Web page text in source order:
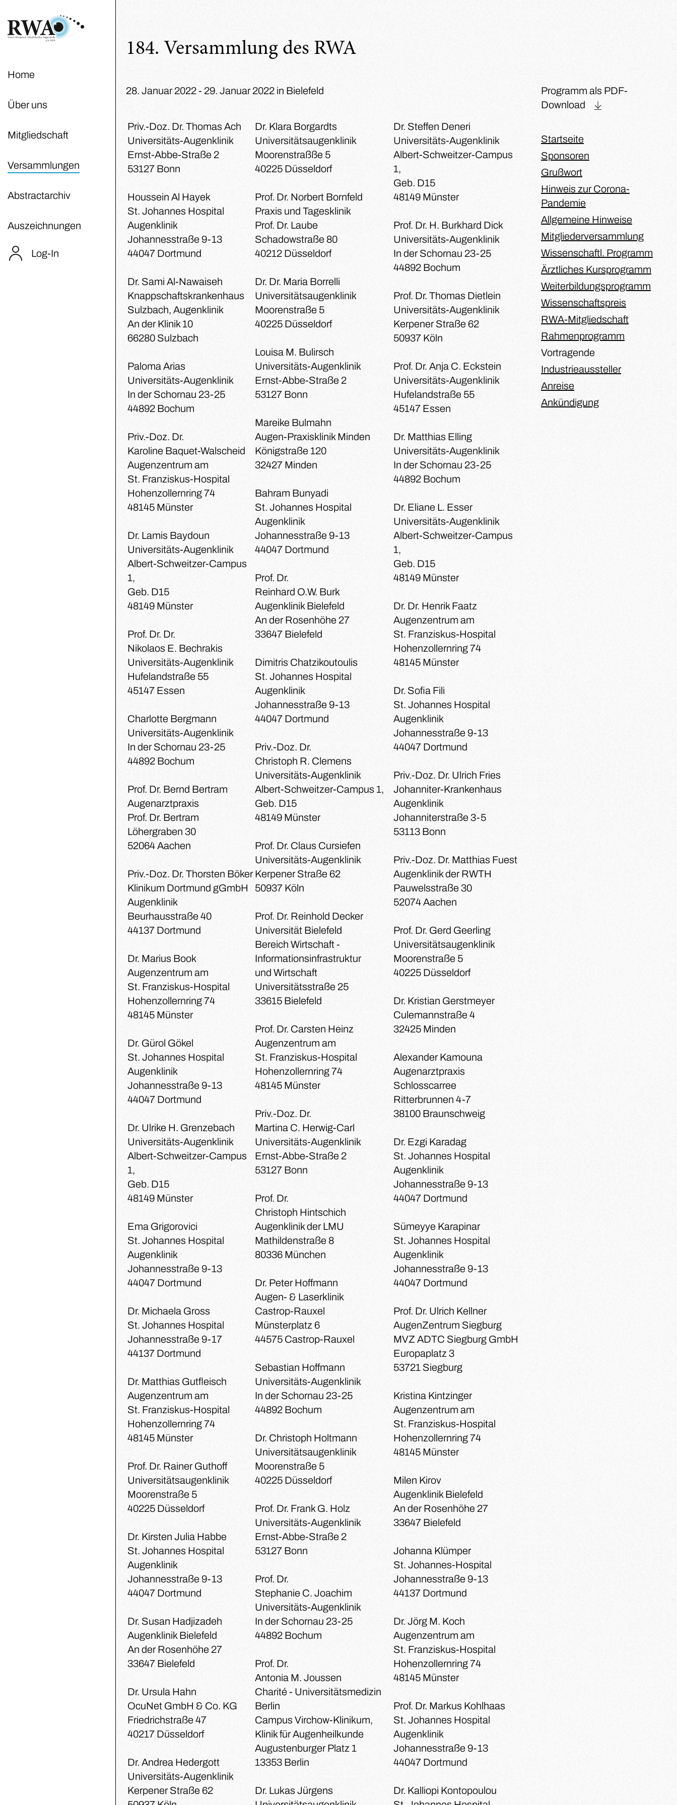
Home
Über uns
Mitgliedschaft
Versammlungen
Abstractarchiv
Auszeichnungen
Log-In
184. Versammlung des RWA
28. Januar 2022 - 29. Januar 2022 in Bielefeld
Priv.-Doz. Dr. Thomas Ach
Universitäts-Augenklinik
Ernst-Abbe-Straße 2
53127 Bonn
Houssein Al Hayek
St. Johannes Hospital
Augenklinik
Johannesstraße 9-13
44047 Dortmund
Dr. Sami Al-Nawaiseh
Knappschaftskrankenhaus
Sulzbach, Augenklinik
An der Klinik 10
66280 Sulzbach
Paloma Arias
Universitäts-Augenklinik
In der Schornau 23-25
44892 Bochum
Priv.-Doz. Dr.
Karoline Baquet-Walscheid
Augenzentrum am
St. Franziskus-Hospital
Hohenzollernring 74
48145 Münster
Dr. Lamis Baydoun
Universitäts-Augenklinik
Albert-Schweitzer-Campus
1,
Geb. D15
48149 Münster
Prof. Dr. Dr.
Nikolaos E. Bechrakis
Universitäts-Augenklinik
Hufelandstraße 55
45147 Essen
Charlotte Bergmann
Universitäts-Augenklinik
In der Schornau 23-25
44892 Bochum
Prof. Dr. Bernd Bertram
Augenarztpraxis
Prof. Dr. Bertram
Löhergraben 30
52064 Aachen
Priv.-Doz. Dr. Thorsten Böker
Klinikum Dortmund gGmbH
Augenklinik
Beurhausstraße 40
44137 Dortmund
Dr. Marius Book
Augenzentrum am
St. Franziskus-Hospital
Hohenzollernring 74
48145 Münster
Dr. Gürol Gökel
St. Johannes Hospital
Augenklinik
Johannesstraße 9-13
44047 Dortmund
Dr. Ulrike H. Grenzebach
Universitäts-Augenklinik
Albert-Schweitzer-Campus
1,
Geb. D15
48149 Münster
Ema Grigorovici
St. Johannes Hospital
Augenklinik
Johannesstraße 9-13
44047 Dortmund
Dr. Michaela Gross
St. Johannes Hospital
Johannesstraße 9-17
44137 Dortmund
Dr. Matthias Gutfleisch
Augenzentrum am
St. Franziskus-Hospital
Hohenzollernring 74
48145 Münster
Prof. Dr. Rainer Guthoff
Universitätsaugenklinik
Moorenstraße 5
40225 Düsseldorf
Dr. Kirsten Julia Habbe
St. Johannes Hospital
Augenklinik
Johannesstraße 9-13
44047 Dortmund
Dr. Susan Hadjizadeh
Augenklinik Bielefeld
An der Rosenhöhe 27
33647 Bielefeld
Dr. Ursula Hahn
OcuNet GmbH & Co. KG
Friedrichstraße 47
40217 Düsseldorf
Dr. Andrea Hedergott
Universitäts-Augenklinik
Kerpener Straße 62
Dr. Klara Borgardts
Universitätsaugenklinik
Moorenstraßße 5
40225 Düsseldorf
Prof. Dr. Norbert Bornfeld
Praxis und Tagesklinik
Prof. Dr. Laube
Schadowstraße 80
40212 Düsseldorf
Dr. Dr. Maria Borrelli
Universitätsaugenklinik
Moorenstraße 5
40225 Düsseldorf
Louisa M. Bulirsch
Universitäts-Augenklinik
Ernst-Abbe-Straße 2
53127 Bonn
Mareike Bulmahn
Augen-Praxisklinik Minden
Königstraße 120
32427 Minden
Bahram Bunyadi
St. Johannes Hospital
Augenklinik
Johannesstraße 9-13
44047 Dortmund
Prof. Dr.
Reinhard O.W. Burk
Augenklinik Bielefeld
An der Rosenhöhe 27
33647 Bielefeld
Dimitris Chatzikoutoulis
St. Johannes Hospital
Augenklinik
Johannesstraße 9-13
44047 Dortmund
Priv.-Doz. Dr.
Christoph R. Clemens
Universitäts-Augenklinik
Albert-Schweitzer-Campus 1,
Geb. D15
48149 Münster
Prof. Dr. Claus Cursiefen
Universitäts-Augenklinik
Kerpener Straße 62
50937 Köln
Prof. Dr. Reinhold Decker
Universität Bielefeld
Bereich Wirtschaft -
Informationsinfrastruktur
und Wirtschaft
Universitätsstraße 25
33615 Bielefeld
Prof. Dr. Carsten Heinz
Augenzentrum am
St. Franziskus-Hospital
Hohenzollernring 74
48145 Münster
Priv.-Doz. Dr.
Martina C. Herwig-Carl
Universitäts-Augenklinik
Ernst-Abbe-Straße 2
53127 Bonn
Prof. Dr.
Christoph Hintschich
Augenklinik der LMU
Mathildenstraße 8
80336 München
Dr. Peter Hoffmann
Augen- & Laserklinik
Castrop-Rauxel
Münsterplatz 6
44575 Castrop-Rauxel
Sebastian Hoffmann
Universitäts-Augenklinik
In der Schornau 23-25
44892 Bochum
Dr. Christoph Holtmann
Universitätsaugenklinik
Moorenstraße 5
40225 Düsseldorf
Prof. Dr. Frank G. Holz
Universitäts-Augenklinik
Ernst-Abbe-Straße 2
53127 Bonn
Prof. Dr.
Stephanie C. Joachim
Universitäts-Augenklinik
In der Schornau 23-25
44892 Bochum
Prof. Dr.
Antonia M. Joussen
Charité - Universitätsmedizin
Berlin
Campus Virchow-Klinikum,
Klinik für Augenheilkunde
Augustenburger Platz 1
13353 Berlin
Dr. Lukas Jürgens
Dr. Steffen Deneri
Universitäts-Augenklinik
Albert-Schweitzer-Campus
1,
Geb. D15
48149 Münster
Prof. Dr. H. Burkhard Dick
Universitäts-Augenklinik
In der Schornau 23-25
44892 Bochum
Prof. Dr. Thomas Dietlein
Universitäts-Augenklinik
Kerpener Straße 62
50937 Köln
Prof. Dr. Anja C. Eckstein
Universitäts-Augenklinik
Hufelandstraße 55
45147 Essen
Dr. Matthias Elling
Universitäts-Augenklinik
In der Schornau 23-25
44892 Bochum
Dr. Eliane L. Esser
Universitäts-Augenklinik
Albert-Schweitzer-Campus
1,
Geb. D15
48149 Münster
Dr. Dr. Henrik Faatz
Augenzentrum am
St. Franziskus-Hospital
Hohenzollernring 74
48145 Münster
Dr. Sofia Fili
St. Johannes Hospital
Augenklinik
Johannesstraße 9-13
44047 Dortmund
Priv.-Doz. Dr. Ulrich Fries
Johanniter-Krankenhaus
Augenklinik
Johanniterstraße 3-5
53113 Bonn
Priv.-Doz. Dr. Matthias Fuest
Augenklinik der RWTH
Pauwelsstraße 30
52074 Aachen
Prof. Dr. Gerd Geerling
Universitätsaugenklinik
Moorenstraße 5
40225 Düsseldorf
Dr. Kristian Gerstmeyer
Culemannstraße 4
32425 Minden
Alexander Kamouna
Augenarztpraxis
Schlosscarree
Ritterbrunnen 4-7
38100 Braunschweig
Dr. Ezgi Karadag
St. Johannes Hospital
Augenklinik
Johannesstraße 9-13
44047 Dortmund
Sümeyye Karapinar
St. Johannes Hospital
Augenklinik
Johannesstraße 9-13
44047 Dortmund
Prof. Dr. Ulrich Kellner
AugenZentrum Siegburg
MVZ ADTC Siegburg GmbH
Europaplatz 3
53721 Siegburg
Kristina Kintzinger
Augenzentrum am
St. Franziskus-Hospital
Hohenzollernring 74
48145 Münster
Milen Kirov
Augenklinik Bielefeld
An der Rosenhöhe 27
33647 Bielefeld
Johanna Klümper
St. Johannes-Hospital
Johannesstraße 9-13
44137 Dortmund
Dr. Jörg M. Koch
Augenzentrum am
St. Franziskus-Hospital
Hohenzollernring 74
48145 Münster
Prof. Dr. Markus Kohlhaas
St. Johannes Hospital
Augenklinik
Johannesstraße 9-13
44047 Dortmund
Dr. Kalliopi Kontopoulou
Programm als PDF-
Download
Startseite
Sponsoren
Grußwort
Hinweis zur Corona-
Pandemie
Allgemeine Hinweise
Mitgliederversammlung
Wissenschaftl. Programm
Ärztliches Kursprogramm
Weiterbildungsprogramm
Wissenschaftspreis
RWA-Mitgliedschaft
Rahmenprogramm
Vortragende
Industrieaussteller
Anreise
Ankündigung